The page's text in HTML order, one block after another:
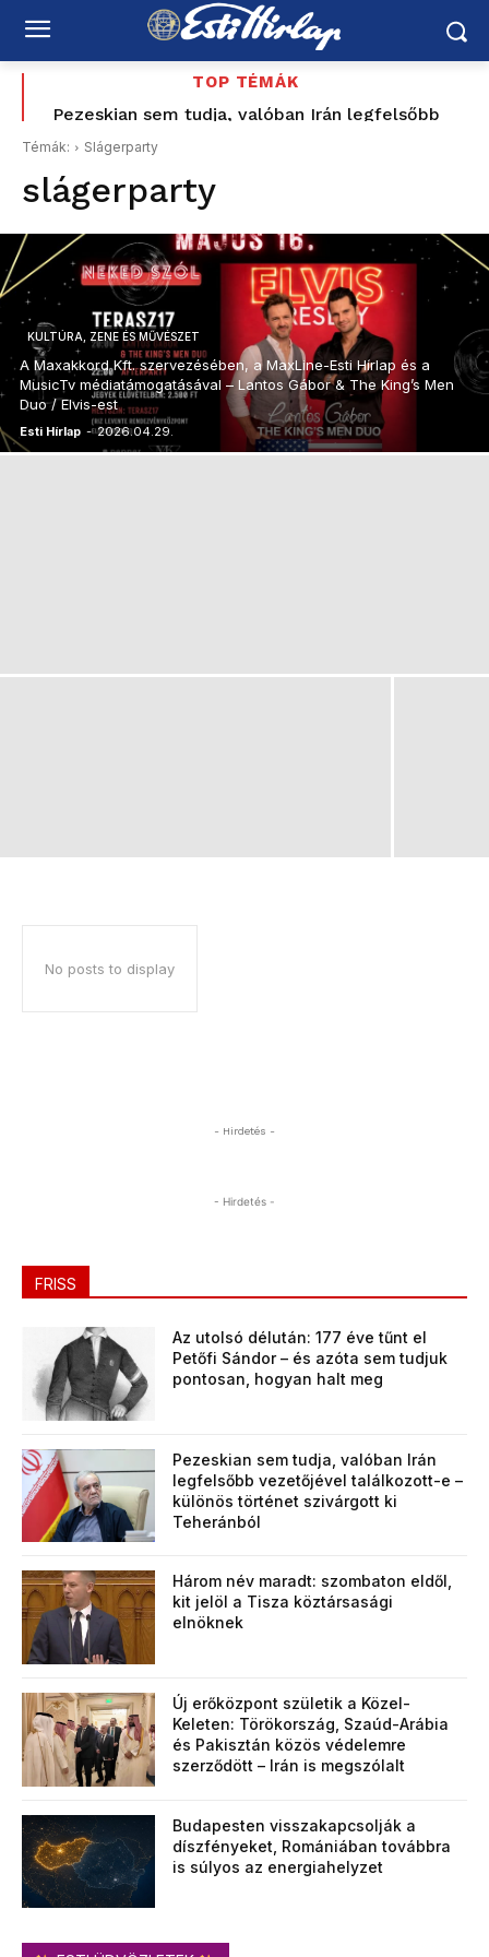
TOP TÉMÁK
Pezeskian sem tudja, valóban Irán legfelsőbb
vezetőjével találkozott-e – különös történet
szivárgott ki Teheránból
Boldog Születésnapot Temesvári Edina
Témák: Slágerparty
slágerparty
KULTÚRA, ZENE ÉS MŰVÉSZET
A Maxakkord Kft. szervezésében, a MaxLine-Esti Hírlap és a
MusicTv médiatámogatásával – Lantos Gábor & The King’s Men
Duo / Elvis-est
Esti Hírlap - 2026.04.29.
No posts to display
- Hirdetés -
- Hirdetés -
FRISS
Az utolsó délután: 177 éve tűnt el
Petőfi Sándor – és azóta sem tudjuk
pontosan, hogyan halt meg
Pezeskian sem tudja, valóban Irán
legfelsőbb vezetőjével találkozott-e –
különös történet szivárgott ki
Teheránból
Három név maradt: szombaton eldől,
kit jelöl a Tisza köztársasági
elnöknek
Új erőközpont születik a Közel-
Keleten: Törökország, Szaúd-Arábia
és Pakisztán közös védelemre
szerződött – Irán is megszólalt
Budapesten visszakapcsolják a
díszfényeket, Romániában továbbra
is súlyos az energiahelyzet